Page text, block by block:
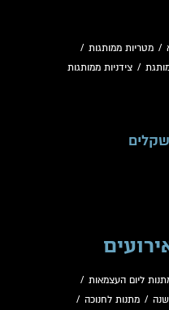
/ מטריות ממותגות /
/ צידניות ממותגות
ליום העצמאות /
/ מתנות לחנוכה /